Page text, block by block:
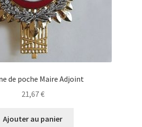
de poche Maire Adjoint
21,67€
Ajouter au panier